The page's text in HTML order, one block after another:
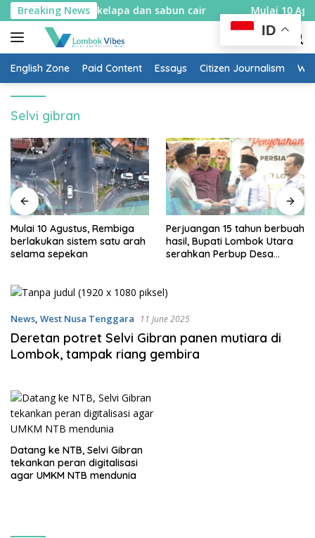
Skip
to
content
Breaking News
spons sabut kelapa dan sabun cair Mulai 10
English Zone Paid Content Essays Citizen Journalism
Selvi gibran
Mulai 10 Agustus, Rembiga
berlakukan sistem satu arah
selama sepekan
Perjuangan 15 tahun berbuah
hasil, Bupati Lombok Utara
serahkan Perbup Desa
News, West Nusa Tenggara 11 June 2025
Deretan potret Selvi Gibran panen mutiara di
Lombok, tampak riang gembira
Datang ke NTB, Selvi Gibran
tekankan peran digitalisasi
agar UMKM NTB mendunia
ID